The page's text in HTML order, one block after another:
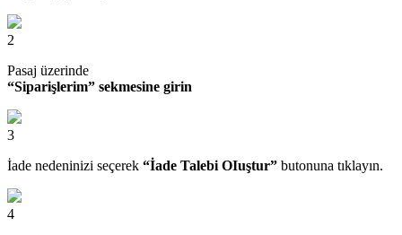
2
Pasaj üzerinde
“Siparişlerim” sekmesine girin
3
İade nedeninizi seçerek “İade Talebi OIuştur” butonuna tıklayın.
4